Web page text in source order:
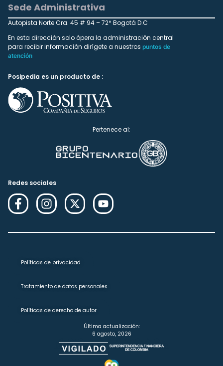
Sede Administrativa
Autopista Norte Cra. 45 # 94 – 72* Bogotá D.C
En esta dirección solo ópera la administración central
para recibir información dirígete a nuestros puntos de
atención
Posipedia es un producto de :
Pertenece al:
Redes sociales
Políticas de privacidad
Tratamiento de datos personales
Políticas de derecho de autor
Última actualización:
6 agosto, 2026